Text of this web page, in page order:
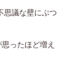
思議な壁にぶつ
ったほど増え